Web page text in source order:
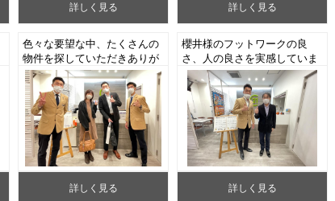
詳しく見る 詳しく見る
色々な要望な中、たくさんの
物件を探していただきありが
とうございました。（藤沢市
N様 新築戸建ご成約）
詳しく見る
櫻井様のフットワークの良
さ、人の良さを実感していま
す。（大和市南林間Y様 中
古マンションご売却）
詳しく見る